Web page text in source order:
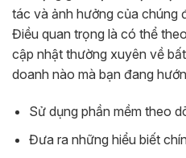
tác và ảnh hưởng của chúng
Điều quan trọng là có thể
cập nhật thường xuyên về
doanh nào mà bạn đang
Sử dụng phần mềm theo
Đưa ra những hiểu biết